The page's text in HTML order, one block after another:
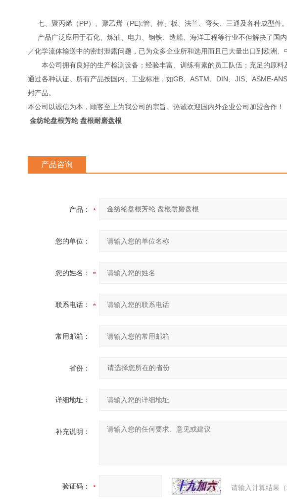
七、聚丙烯（PP）、聚乙烯（PE):管、棒、板、法兰、弯头、三通及各种成型件。
产品广泛应用于石化、炼油、电力、钢铁、造船、海洋工程等行业不但解决了国
／化学流体输送中的密封泄露问题，已为众多企业所和选用而且已大量出口到欧洲
本公司拥有良好的生产检测设备；经验丰富、训练有素的员工队伍；充足的原料
通过各种认证。所有产品按国内、工业标准，如GB、ASTM、DIN、JIS、ASME-
封产品。
本公司以诚信为本，顾客至上为我公司的宗旨。热诚欢迎国内外企业公司加盟合作！
金纺纶盘根芳纶 盘根耐磨盘根
产品咨询
产品：
您的单位：
您的姓名：
联系电话：
常用邮箱：
省份：
详细地址：
补充说明：
验证码： 请输入计算结果